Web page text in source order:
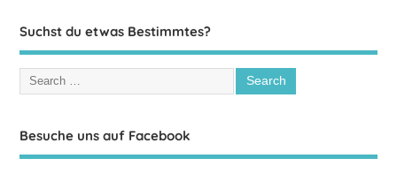
Suchst du etwas Bestimmtes?
Besuche uns auf Facebook